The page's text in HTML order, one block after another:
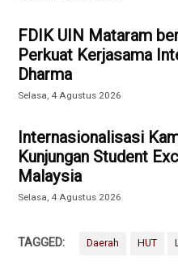
FDIK UIN Mataram
Perkuat Kerjasama
Dharma
Selasa, 4 Agustus 2026
Internasionalisasi
Kunjungan Student
Malaysia
Selasa, 4 Agustus 2026
TAGGED: Daerah HUT